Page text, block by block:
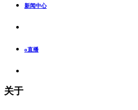
新闻中心
o直播
关于